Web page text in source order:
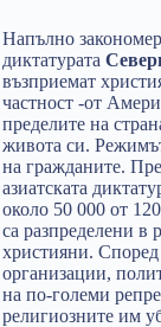
Напълно
диктатурата
възприемат
частност -от
пределите на
живота си.
на гражданите.
азиатската
около 50 000 от
са разпределени в
християни.
организации,
на по-големи
религиозните им